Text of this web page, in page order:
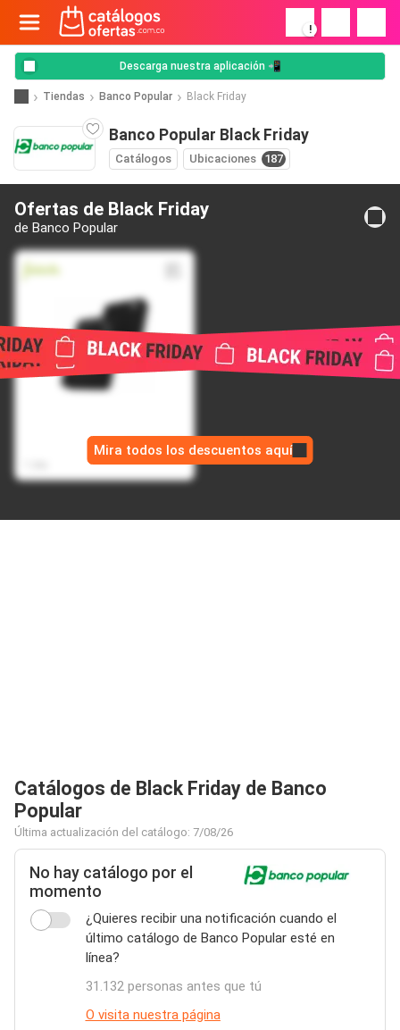
!
Descarga nuestra aplicación 📲
Tiendas Banco Popular Black Friday
Banco Popular Black Friday
Catálogos Ubicaciones 187
Ofertas de Black Friday
de Banco Popular
USB Power Bank 10.000
mAh - Negro
$ 169.990,00
$ 94.990,00
Mira todos los descuentos aquí
Catálogos de Black Friday de Banco
Popular
Última actualización del catálogo: 7/08/26
No hay catálogo por el
momento
¿Quieres recibir una notificación cuando el
último catálogo de Banco Popular esté en
línea?
31.132 personas antes que tú
O visita nuestra página